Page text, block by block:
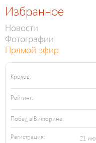
Избранное
Новости
Фотографии
Прямой эфир
Кредов:
Рейтинг:
Побед в Викторине:
Регистрация: 21